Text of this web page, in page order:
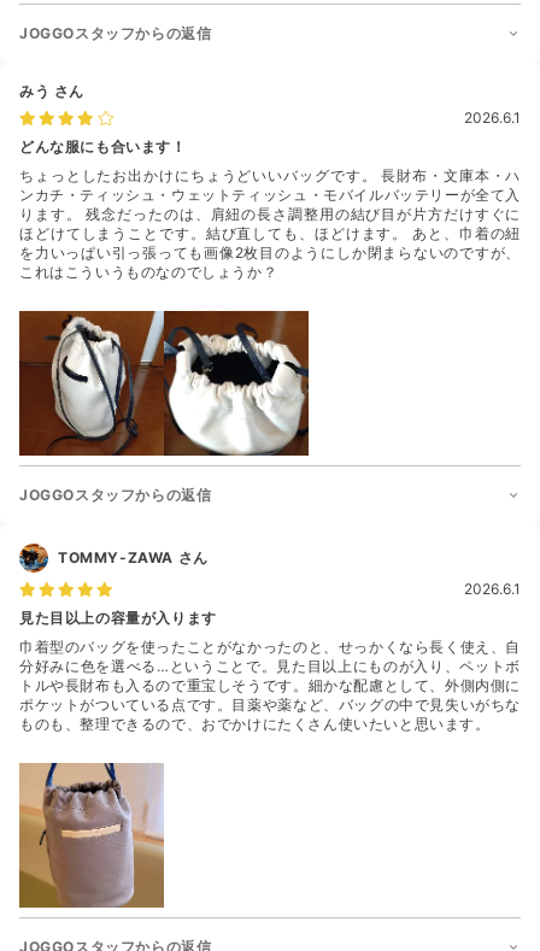
JOGGOスタッフからの返信
みう さん
2026.6.1
どんな服にも合います！
ちょっとしたお出かけにちょうどいいバッグです。 長財布・文庫本・ハ
ンカチ・ティッシュ・ウェットティッシュ・モバイルバッテリーが全て入
ります。 残念だったのは、肩紐の長さ調整用の結び目が片方だけすぐに
ほどけてしまうことです。結び直しても、ほどけます。 あと、巾着の紐
を力いっぱい引っ張っても画像2枚目のようにしか閉まらないのですが、
これはこういうものなのでしょうか？
JOGGOスタッフからの返信
TOMMY-ZAWA さん
2026.6.1
見た目以上の容量が入ります
巾着型のバッグを使ったことがなかったのと、せっかくなら長く使え、自
分好みに色を選べる…ということで。見た目以上にものが入り、ペットボ
トルや長財布も入るので重宝しそうです。細かな配慮として、外側内側に
ポケットがついている点です。目薬や薬など、バッグの中で見失いがちな
ものも、整理できるので、おでかけにたくさん使いたいと思います。
JOGGOスタッフからの返信